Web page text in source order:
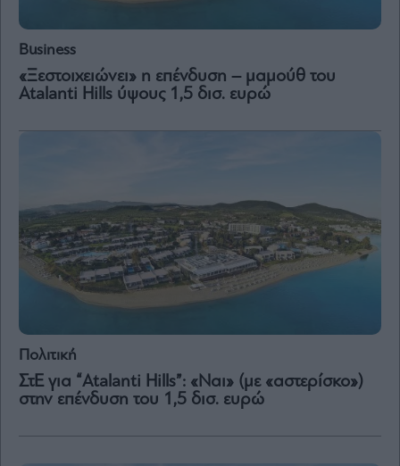
Αγορές
Hold-
Sell
The
Value
Investor
Χρηματιστηριακές
Ανακοινώσεις
Content
Business
«Ξεστοιχειώνει» η επένδυση – μαμούθ του
Atalanti Hills ύψους 1,5 δισ. ευρώ
Πολιτική
ΣτΕ για “Atalanti Hills”: «Ναι» (με «αστερίσκο»)
στην επένδυση του 1,5 δισ. ευρώ